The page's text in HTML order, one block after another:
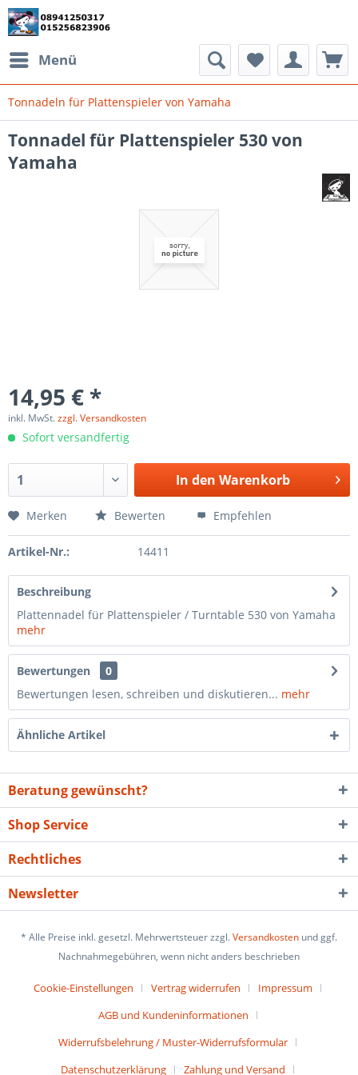
Menü
Tonnadeln für Plattenspieler von Yamaha
Tonnadel für Plattenspieler 530 von
Yamaha
14,95 € *
inkl. MwSt.zzgl. Versandkosten
Sofort versandfertig
In den Warenkorb
Merken Bewerten Empfehlen
Artikel-Nr.: 14411
Beschreibung
Plattennadel für Plattenspieler / Turntable 530 von Yamaha
mehr
Bewertungen
0
Bewertungen lesen, schreiben und diskutieren... mehr
Ähnliche Artikel
Beratung gewünscht?
Shop Service
Rechtliches
Newsletter
* Alle Preise inkl. gesetzl. Mehrwertsteuer zzgl.Versandkosten und ggf.
Nachnahmegebühren, wenn nicht anders beschrieben
Cookie-Einstellungen Vertrag widerrufen
Impressum
AGB und Kundeninformationen
Widerrufsbelehrung / Muster-Widerrufsformular
Datenschutzerklärung
Zahlung und Versand